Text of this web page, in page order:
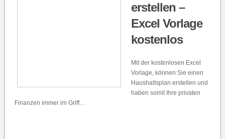
erstellen –
Excel Vorlage
kostenlos
Mit der kostenlosen Excel
Vorlage, können Sie einen
Haushaltsplan erstellen und
haben somit Ihre privaten
Finanzen immer im Griff…